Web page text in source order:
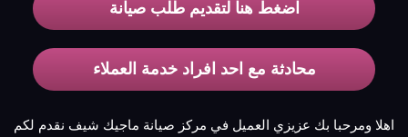
اضغط هنا لتقديم طلب صيانة
محادثة مع احد افراد خدمة العملاء
اهلا ومرحبا بك عزيزي العميل في مركز صيانة ماجيك شيف نقدم لكم